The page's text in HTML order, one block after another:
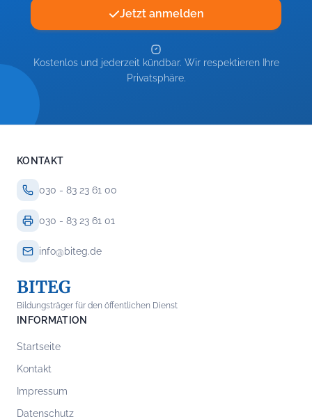
Jetzt anmelden
Kostenlos und jederzeit kündbar. Wir respektieren Ihre
Privatsphäre.
KONTAKT
030 - 83 23 61 00
030 - 83 23 61 01
info@biteg.de
BITEG
Bildungsträger für den öffentlichen Dienst
INFORMATION
Startseite
Kontakt
Impressum
Datenschutz